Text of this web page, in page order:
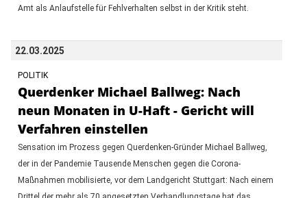
Amt als Anlaufstelle für Fehlverhalten selbst in der Kritik steht.
22.03.2025
POLITIK
Querdenker Michael Ballweg: Nach
neun Monaten in U-Haft - Gericht will
Verfahren einstellen
Sensation im Prozess gegen Querdenken-Gründer Michael Ballweg,
der in der Pandemie Tausende Menschen gegen die Corona-
Maßnahmen mobilisierte, vor dem Landgericht Stuttgart: Nach einem